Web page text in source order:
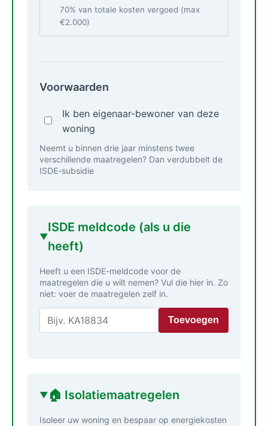
70% van totale kosten vergoed (max
€2.000)
Voorwaarden
Ik ben eigenaar-bewoner van deze
woning
Neemt u binnen drie jaar minstens twee
verschillende maatregelen? Dan verdubbelt de
ISDE-subsidie
ISDE meldcode (als u die
heeft)
Heeft u een ISDE-meldcode voor de
maatregelen die u wilt nemen? Vul die hier in. Zo
niet: voer de maatregelen zelf in.
Toevoegen
🏠 Isolatiemaatregelen
Isoleer uw woning en bespaar op energiekosten